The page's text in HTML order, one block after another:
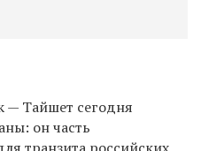
Тайшет сегодня
он часть